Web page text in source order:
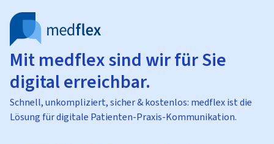
Mit medflex sind wir für Sie
digital erreichbar.
Schnell, unkompliziert, sicher & kostenlos: medflex ist die
Lösung für digitale Patienten-Praxis-Kommunikation.